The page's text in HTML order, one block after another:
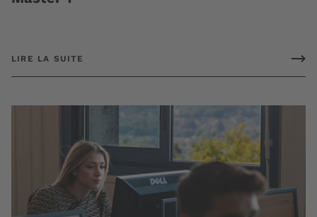
LIRE LA SUITE